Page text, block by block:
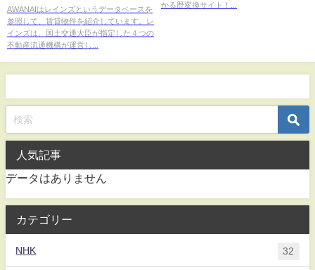
流れ
AWANAIはレインズというデータベースを
参照して、賃貸物件を紹介しています。レ
インズは、国土交通大臣が指定した４つの
不動産流通機構が運営し...
かる歴変換サイト！...
人気記事
データはありません
カテゴリー
NHK 32